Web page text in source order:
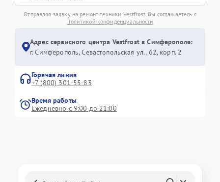
Отправляя заявку на ремонт техники Vestfrost, Вы соглашаетесь с
Политикой конфиденциальности
Адрес сервисного центра Vestfrost в Симферополе:
г. Симферополь, Севастопольская ул., 62, корп. 2
Горячая линия
+7 (800) 301-55-83
Время работы
Ежедневно с 9:00 до 21:00